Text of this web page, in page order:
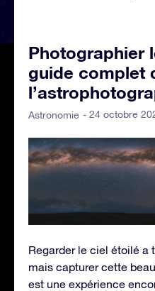
Photographier
guide complet
Astronomie - 24 octobre
Regarder le ciel étoilé a
mais capturer cette
est une expérience